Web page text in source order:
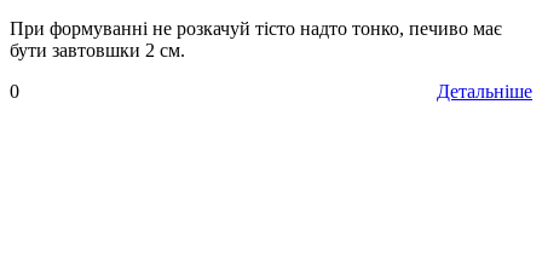
При формуванні не розкачуй тісто надто тонко, печиво має
бути завтовшки 2 см.
Детальніше
0